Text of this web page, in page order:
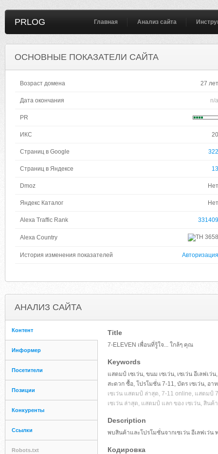
PRLOG Главная Анализ сайта
ОСНОВНЫЕ ПОКАЗАТЕЛИ САЙТА
Возраст домена 27 лет
Дата окончания n/a
PR
ИКС 20
Страниц в Google 322
Страниц в Яндексе 13
Dmoz Нет
Яндекс Каталог Нет
Alexa Traffic Rank 331409
Alexa Country 3658
История изменения показателей Авторизация
АНАЛИЗ САЙТА
Контент
Информер
Посетители
Позиции
Конкуренты
Ссылки
Robots.txt
Title
7-ELEVEN เพื่อนที่รู้ใจ... ใกล้ๆ คุณ
Keywords
แสตมป์ เซเว่น, ขนม เซเว่น, เซเว่น อีเลฟเว่
สะดวก ซื้อ, โปรโมชั่น 7-11, บัตร เซเว่น, อา
เซเว่น แสตมป์ ล่าสุด, 7-11 online, แสตมป์
เซเว่น ล่าสุด, แสตมป์ แลก ของ เซเว่น, สินค้
Description
พบสินค้าและโปรโมชั่นจากเซเว่น อีเลฟเว่น
Кодировка